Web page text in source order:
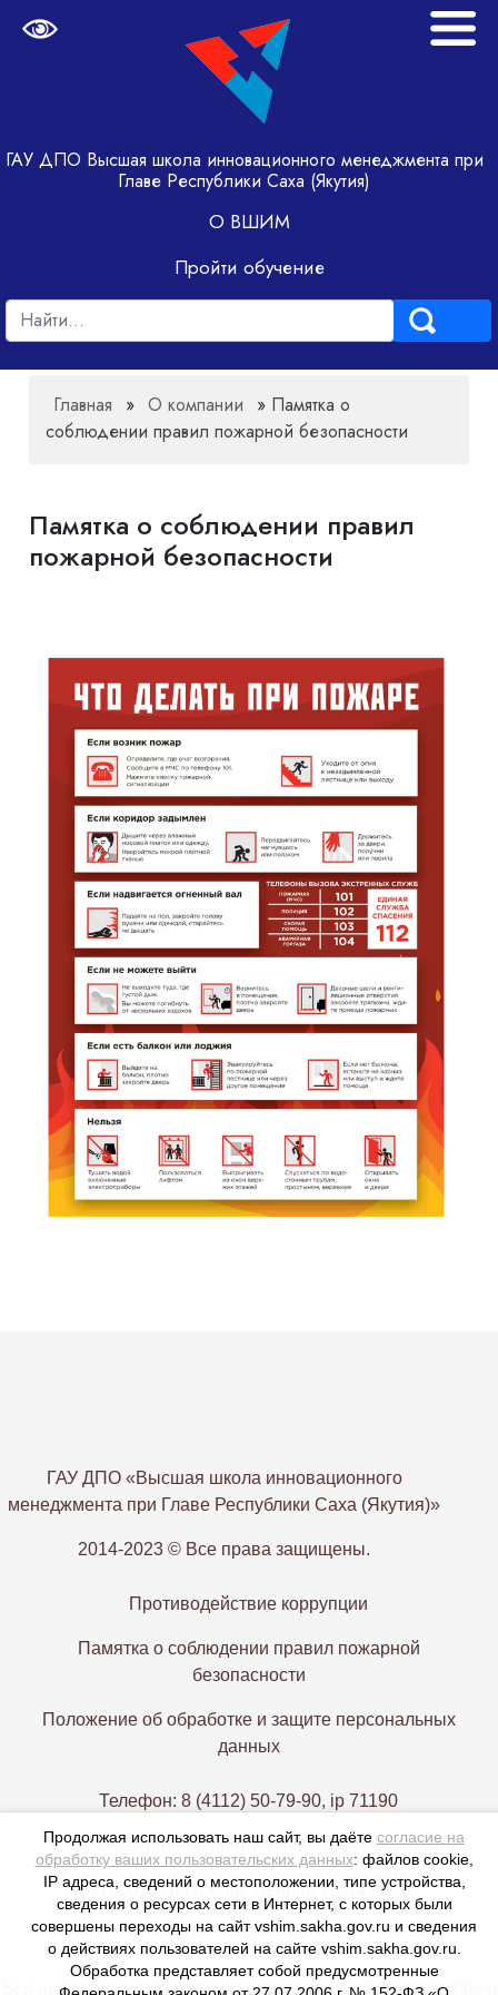
ГАУ ДПО Высшая школа инновационного менеджмента при
Главе Республики Саха (Якутия)
О ВШИМ
Пройти обучение
Главная » О компании » Памятка о
соблюдении правил пожарной безопасности
Памятка о соблюдении правил
пожарной безопасности
ГАУ ДПО «Высшая школа инновационного
менеджмента при Главе Республики Саха (Якутия)»
2014-2023 © Все права защищены.
Противодействие коррупции
Памятка о соблюдении правил пожарной
безопасности
Положение об обработке и защите персональных
данных
Телефон: 8 (4112) 50-79-90, ip 71190
Электронная почта: vshim@gov14.ru
677000, г. Якутск, пр. Ленина 1, этаж 9-12
Вся информация представлена в ознакомительных целях и
Продолжая использовать наш сайт, вы даёте согласие на
обработку ваших пользовательских данных: файлов cookie,
IP адреса, сведений о местоположении, типе устройства,
сведения о ресурсах сети в Интернет, с которых были
совершены переходы на сайт vshim.sakha.gov.ru и сведения
о действиях пользователей на сайте vshim.sakha.gov.ru.
Обработка представляет собой предусмотренные